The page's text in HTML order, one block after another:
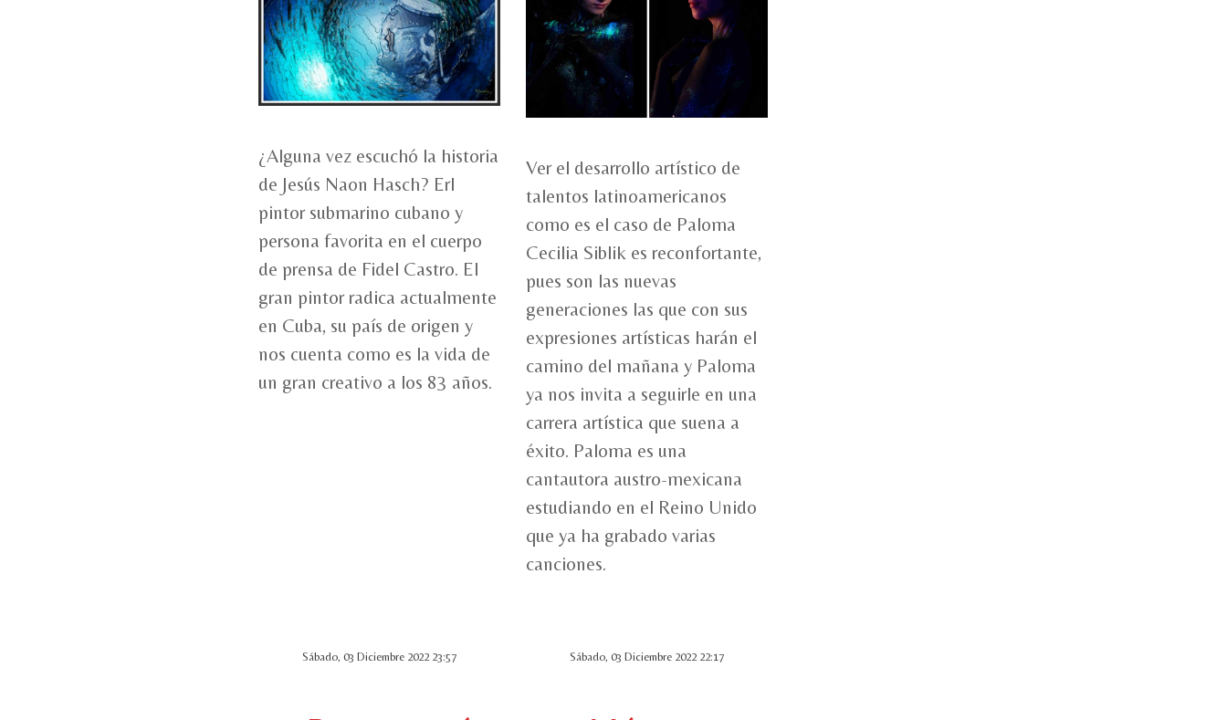
¿Alguna vez escuchó la historia
de Jesús Naon Hasch? Erl
pintor submarino cubano y
persona favorita en el cuerpo
de prensa de Fidel Castro. El
gran pintor radica actualmente
en Cuba, su país de origen y
nos cuenta como es la vida de
un gran creativo a los 83 años.
Ver el desarrollo artístico de
talentos latinoamericanos
como es el caso de Paloma
Cecilia Siblik es reconfortante,
pues son las nuevas
generaciones las que con sus
expresiones artísticas harán el
camino del mañana y Paloma
ya nos invita a seguirle en una
carrera artística que suena a
éxito. Paloma es una
cantautora austro-mexicana
estudiando en el Reino Unido
que ya ha grabado varias
canciones.
Sábado, 03 Diciembre 2022 23:57 Sábado, 03 Diciembre 2022 22:17